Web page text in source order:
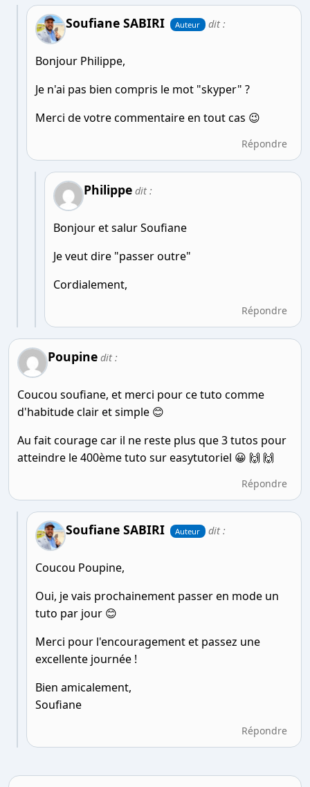
Soufiane SABIRI Auteur dit :
Bonjour Philippe,
Je n'ai pas bien compris le mot "skyper" ?
Merci de votre commentaire en tout cas 😉
Répondre
Philippe dit :
Bonjour et salur Soufiane
Je veut dire "passer outre"
Cordialement,
Répondre
Poupine dit :
Coucou soufiane, et merci pour ce tuto comme
d'habitude clair et simple 😊
Au fait courage car il ne reste plus que 3 tutos pour
atteindre le 400ème tuto sur easytutoriel 😀 🙌 🙌
Répondre
Soufiane SABIRI Auteur dit :
Coucou Poupine,
Oui, je vais prochainement passer en mode un
tuto par jour 😊
Merci pour l'encouragement et passez une
excellente journée !
Bien amicalement,
Soufiane
Répondre